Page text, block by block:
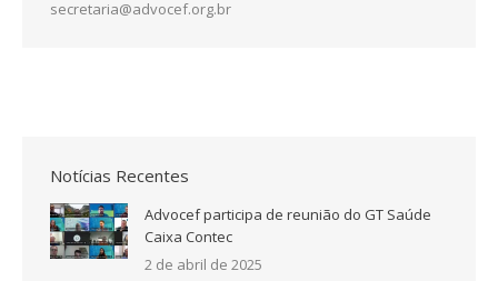
secretaria@advocef.org.br
Notícias Recentes
Advocef participa de reunião do GT Saúde
Caixa Contec
2 de abril de 2025